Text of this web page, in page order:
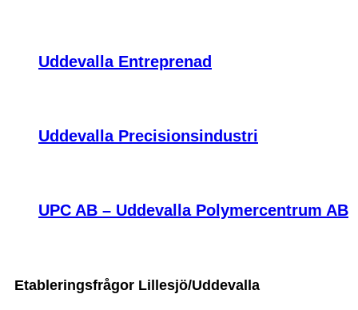
Uddevalla Entreprenad
Uddevalla Precisionsindustri
UPC AB – Uddevalla Polymercentrum AB
Etableringsfrågor Lillesjö/Uddevalla